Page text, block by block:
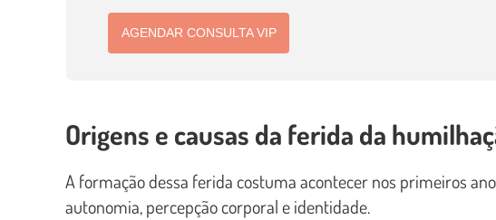
AGENDAR CONSULTA VIP
Origens e causas da ferida da
A formação dessa ferida costuma acontecer nos primeiros
autonomia, percepção corporal e identidade.